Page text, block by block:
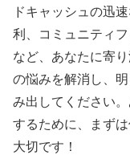
ドキャッシュの迅
利、コミュニティ
など、あなたに寄
の悩みを解消し、
み出してください
するために、まず
大切です！